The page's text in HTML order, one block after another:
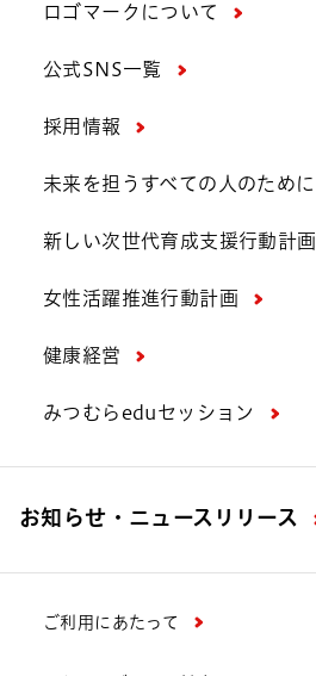
ロゴマークについて
公式SNS一覧
採用情報
未来を担うすべての人のために
新しい次世代育成支援行動計画
女性活躍推進行動計画
健康経営
みつむらeduセッション
お知らせ・ニュースリリース
ご利用にあたって